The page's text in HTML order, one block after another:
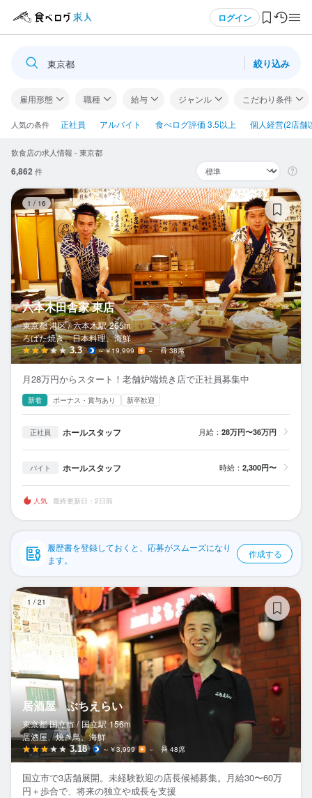
ログイン
食べログ求人TOP
求人検索
閲覧履歴
気になる求人
検索履歴・保存した条件
応募履歴
WEB履歴書
スカウト・メルマガ受信設定
ヘルプ・お問い合わせフォーム
掲載をご検討の店舗様へ
食べログ求人PRESS
プライバシーポリシー
利用規約
企業情報
東京都 絞り込み
雇用形態 職種 給与 ジャンル こだわり条件
人気の条件 正社員 アルバイト 食べログ評価 3.5以上 個人経営(2店舗
飲食店の求人情報 - 東京都
6,862 件
1 / 16
六本木田舎家 東店
東京都 港区 / 六本木駅 265m
ろばた焼き、日本料理、海鮮
3.3 ～￥19,999 － 38席
月28万円からスタート！老舗炉端焼き店で正社員募集中
新着 ボーナス・賞与あり 新卒歓迎
正社員 ホールスタッフ 月給： 28万円〜36万円
バイト ホールスタッフ 時給： 2,300円〜
人気 最終更新日：2日前
履歴書を登録しておくと、応募がスムーズになり
ます。
作成する
1 / 21
居酒屋 ぶちえらい
東京都 国立市 / 国立駅 156m
居酒屋、焼き鳥、海鮮
3.18 ～￥3,999 － 48席
国立市で3店舗展開。未経験歓迎の店長候補募集。月給30〜60万
円＋歩合で、将来の独立や成長を支援